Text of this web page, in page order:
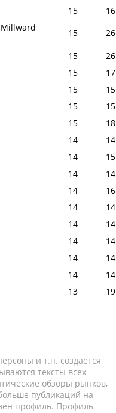
15
16
15
26
15
26
15
17
15
15
15
15
15
18
14
14
14
15
14
14
14
16
14
14
14
14
14
14
14
14
14
14
13 19
и т.п. создается
тексты всех
обзоры рынков,
публикаций на
профиль. Профиль